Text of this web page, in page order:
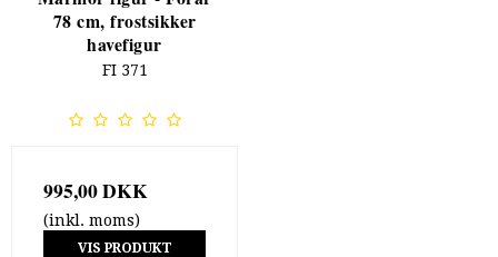
78 cm, frostsikker
havefigur
FI 371
995,00 DKK
(inkl. moms)
VIS PRODUKT